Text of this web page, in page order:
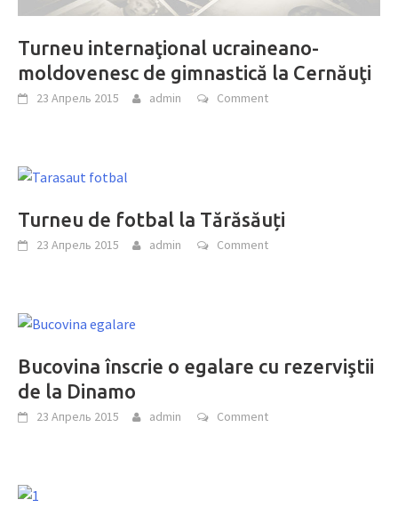
Turneu internaţional ucraineano-
moldovenesc de gimnastică la Cernăuţi
23 Апрель 2015 admin Comment
Turneu de fotbal la Tărăsăuți
23 Апрель 2015 admin Comment
Bucovina înscrie o egalare cu rezerviştii
de la Dinamo
23 Апрель 2015 admin Comment